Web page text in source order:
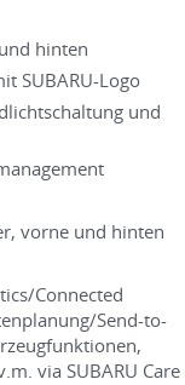
hinten
SUBARU-Logo
und
vorne und hinten
Connected
Send-to-
via SUBARU Care